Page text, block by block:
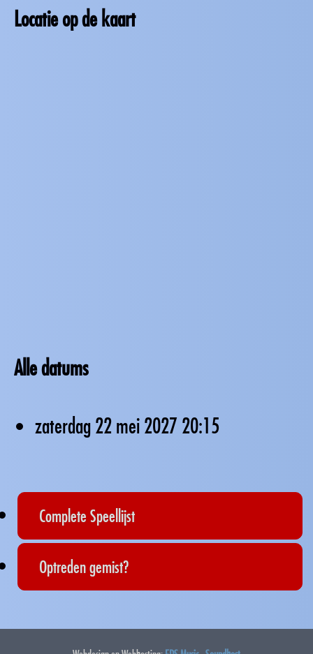
Locatie op de kaart
Alle datums
zaterdag 22 mei 202720:15
Complete Speellijst
Optreden gemist?